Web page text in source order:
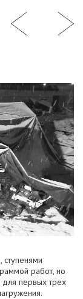
работ, но
первых трех